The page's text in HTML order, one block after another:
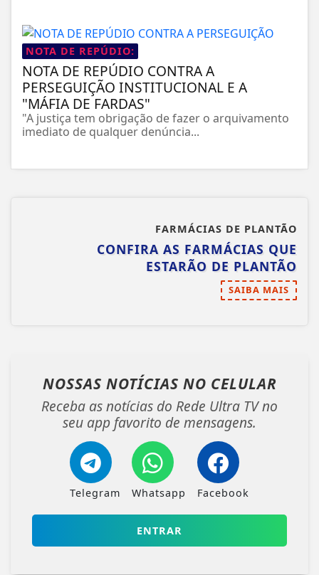
NOTA DE REPÚDIO:
NOTA DE REPÚDIO CONTRA A
PERSEGUIÇÃO INSTITUCIONAL E A
"MÁFIA DE FARDAS"
"A justiça tem obrigação de fazer o arquivamento
imediato de qualquer denúncia...
FARMÁCIAS DE PLANTÃO
CONFIRA AS FARMÁCIAS QUE
ESTARÃO DE PLANTÃO
SAIBA MAIS
NOSSAS NOTÍCIAS NO CELULAR
Receba as notícias do Rede Ultra TV no
seu app favorito de mensagens.
Telegram Whatsapp Facebook
ENTRAR